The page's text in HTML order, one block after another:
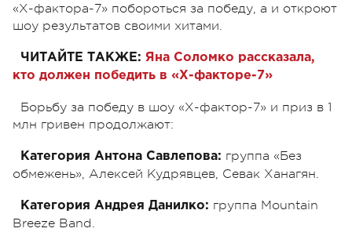
«Х-фактора-7» побороться за победу, а и откроют
шоу результатов своими хитами.
ЧИТАЙТЕ ТАКЖЕ: Яна Соломко рассказала,
кто должен победить в «Х-факторе-7»
Борьбу за победу в шоу «Х-фактор-7» и приз в 1
млн гривен продолжают:
Категория Антона Савлепова: группа «Без
обмежень», Алексей Кудрявцев, Севак Ханагян.
Категория Андрея Данилко: группа Mountain
Breeze Band.